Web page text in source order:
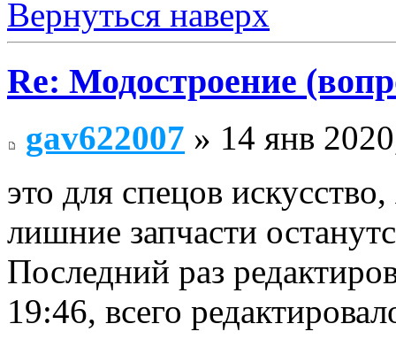
Вернуться наверх
Re: Модостроение
gav622007 » 14 янв
это для спецов
лишние запчасти
Последний раз
19:46, всего